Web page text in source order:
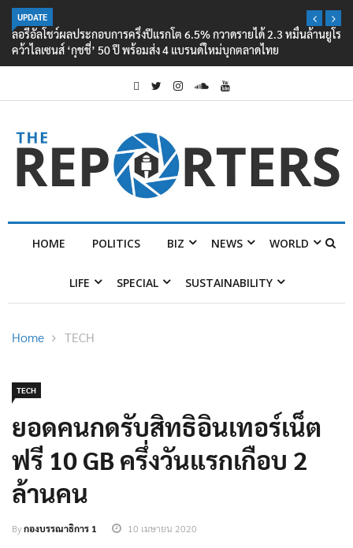
UPDATE
ลอรีอัลโชว์ผลประกอบการครึ่งปีแรกโต 6.5% กวาดรายได้ 2.3 หมื่นล้านยูโร
คว้าไลเซนส์ ‘กุชชี่’ 50 ปี พร้อมส่ง 4 แบรนด์ใหม่บุกตลาดไทย
HOME POLITICS BIZ NEWS WORLD
LIFE SPECIAL SUSTAINABILITY
Home TECH
TECH
ยอดคนกดรับสิทธิอินเทอร์เน็ต
ฟรี 10 GB ครึ่งวันแรกเกือบ 2
ล้านคน
Byกองบรรณาธิการ 1 10 เมษายน 2020